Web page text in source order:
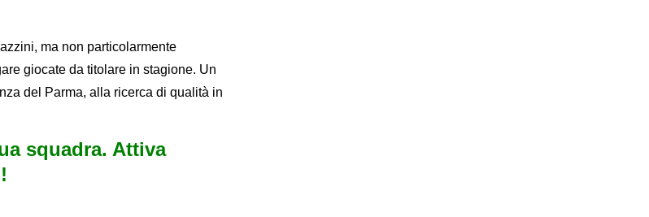
ma non particolarmente
giocate da titolare in stagione. Un
del Parma, alla ricerca di qualità in
squadra. Attiva